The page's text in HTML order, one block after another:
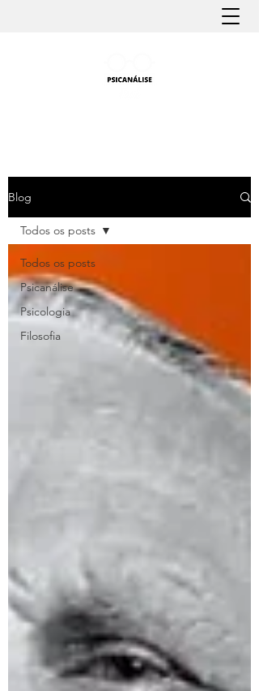
Blog
Todos os posts
Psicanálise
Psicologia
Filosofia
Todos os posts